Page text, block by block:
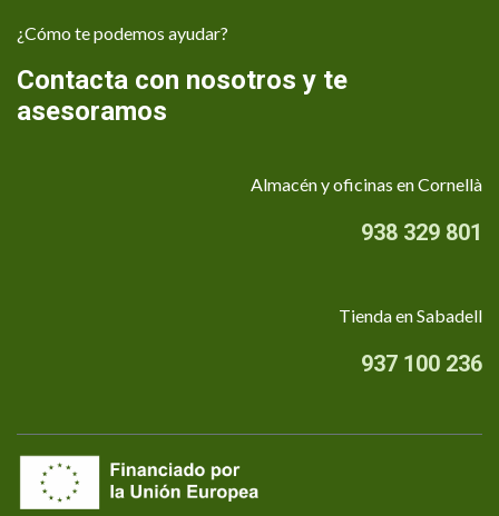
¿Cómo te podemos ayudar?
Contacta con nosotros y te
asesoramos
Almacén y oficinas en Cornellà
938 329 801
Tienda en Sabadell
937 100 236